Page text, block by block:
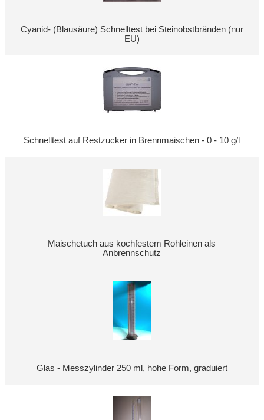
Cyanid- (Blausäure) Schnelltest bei Steinobstbränden (nur
EU)
Schnelltest auf Restzucker in Brennmaischen - 0 - 10 g/l
Maischetuch aus kochfestem Rohleinen als
Anbrennschutz
Glas - Messzylinder 250 ml, hohe Form, graduiert